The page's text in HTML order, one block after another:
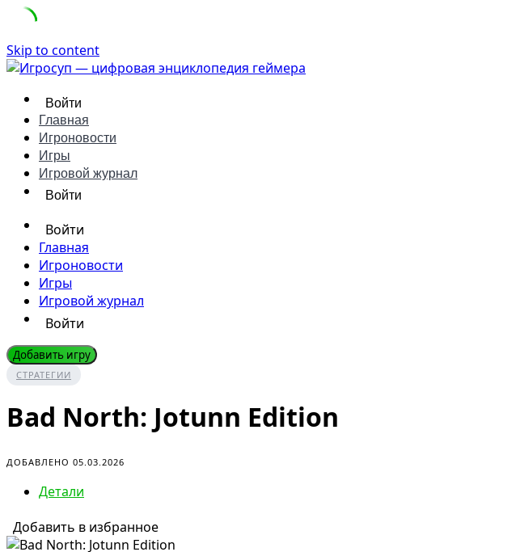
Skip to content
Войти
Главная
Игроновости
Игры
Игровой журнал
Войти
Войти
Главная
Игроновости
Игры
Игровой журнал
Войти
Добавить игру
СТРАТЕГИИ
Bad North: Jotunn Edition
ДОБАВЛЕНО 05.03.2026
Детали
Добавить в избранное